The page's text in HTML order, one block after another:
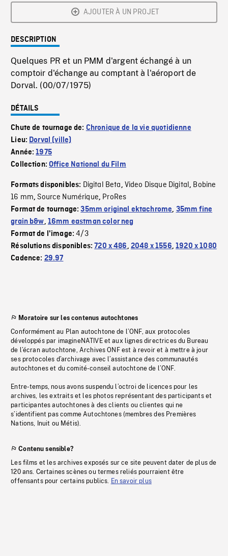
AJOUTER À UN PROJET
DESCRIPTION
Quelques PR et un PMM d'argent échangé à un
comptoir d'échange au comptant à l'aéroport de
Dorval. (00/07/1975)
DÉTAILS
Chute de tournage de: Chronique de la vie quotidienne
Lieu: Dorval (ville)
Année:1975
Collection:Office National du Film
Formats disponibles: Digital Beta, Video Disque Digital, Bobine
16 mm,Source Numérique, ProRes
Format de tournage:35mm original ektachrome, 35mm fine
grain b&w, 16mm eastman color neg
Format de l'image:4/3
Résolutions disponibles:720 x 486, 2048 x 1556,1920 x 1080
Cadence: 29.97
Moratoire sur les contenus autochtones
Conformément au Plan autochtone de l’ONF, aux protocoles
développés par imagineNATIVE et aux lignes directrices du Bureau
de l’écran autochtone, Archives ONF est à revoir et à mettre à jour
ses protocoles d’archivage avec l’assistance des communautés
autochtones et du comité-conseil autochtone de l’ONF.
Entre-temps, nous avons suspendu l’octroi de licences pour les
archives, les extraits et les photos représentant des participants et
participantes autochtones à des clients ou clientes qui ne
s’identifient pas comme Autochtones (membres des Premières
Nations, Inuit ou Métis).
Contenu sensible?
Les films et les archives exposés sur ce site peuvent dater de plus de
120 ans. Certaines scènes ou termes reliés pourraient être
offensants pour certains publics. En savoir plus